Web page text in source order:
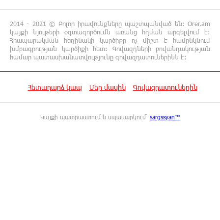
12:27:29 8-08-2026
Սաուդյան Արաբիան, Թուրքիան և
Պակիստանը համատեղ պաշտպանության
մասին համաձայնագիր են կնքել. Արտակ Զաքարյան
պահանջում են, որ Նիկոլ Փաշինյանը
2014 - 2021 © Բոլոր իրավունքները պաշտպանված են: Orer.am
կայքի նյութերի օգտագործումն առանց հղման արգելվում է:
Հրապարակման հեղինակի կարծիքը ոչ միշտ է համընկնում
խմբագրության կարծիքի հետ: Գովազդների բովանդակության
համար պատասխանատվությունը գովազդատուներինն է:
Հետադարձ կապ Մեր մասին Գովազդատուներին
Կայքի պատրաստում և սպասարկում՝ sargssyan™